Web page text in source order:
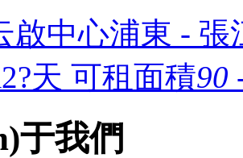
啟中心浦東 - 張
天 可租面積90
于我們